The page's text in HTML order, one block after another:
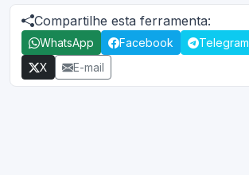
Compartilhe esta ferramenta:
WhatsApp Facebook Telegram
X
E-mail